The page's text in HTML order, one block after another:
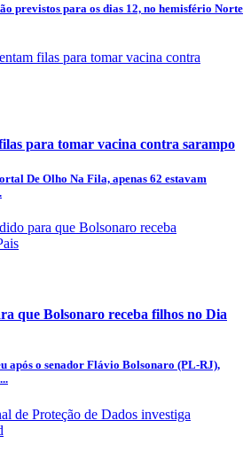
previstos para os dias 12, no hemisfério Norte
para tomar vacina contra sarampo
De Olho Na Fila, apenas 62 estavam
que Bolsonaro receba filhos no Dia
após o senador Flávio Bolsonaro (PL-RJ),